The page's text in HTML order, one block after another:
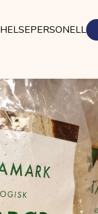
HELSEPERSONELL